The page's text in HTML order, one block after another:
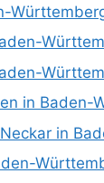
in Baden-
in